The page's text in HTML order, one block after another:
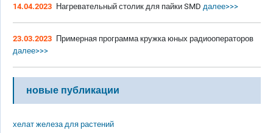
14.04.2023 Нагревательный столик для пайки SMD далее>>>
23.03.2023 Примерная программа кружка юных радиооператоров
далее>>>
новые публикации
хелат железа для растений